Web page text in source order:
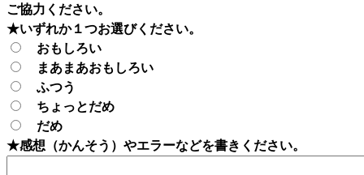
ご協力ください。
★いずれか１つお選びください。
おもしろい
まあまあおもしろい
ふつう
ちょっとだめ
だめ
★感想（かんそう）やエラーなどを書きください。